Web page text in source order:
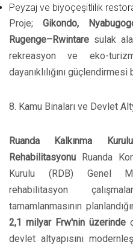
Peyzaj ve biyoçeşitlilik
Proje;Gikondo,
Rugenge–Rwintare sulak
rekreasyon ve eko-
dayanıklılığını
8. Kamu Binaları ve Devlet
Ruanda Kalkınma
Rehabilitasyonu Ruanda
Kurulu (RDB) Genel
rehabilitasyon
tamamlanmasının
2,1 milyar Frw'nin üzerinde
devlet altyapısını